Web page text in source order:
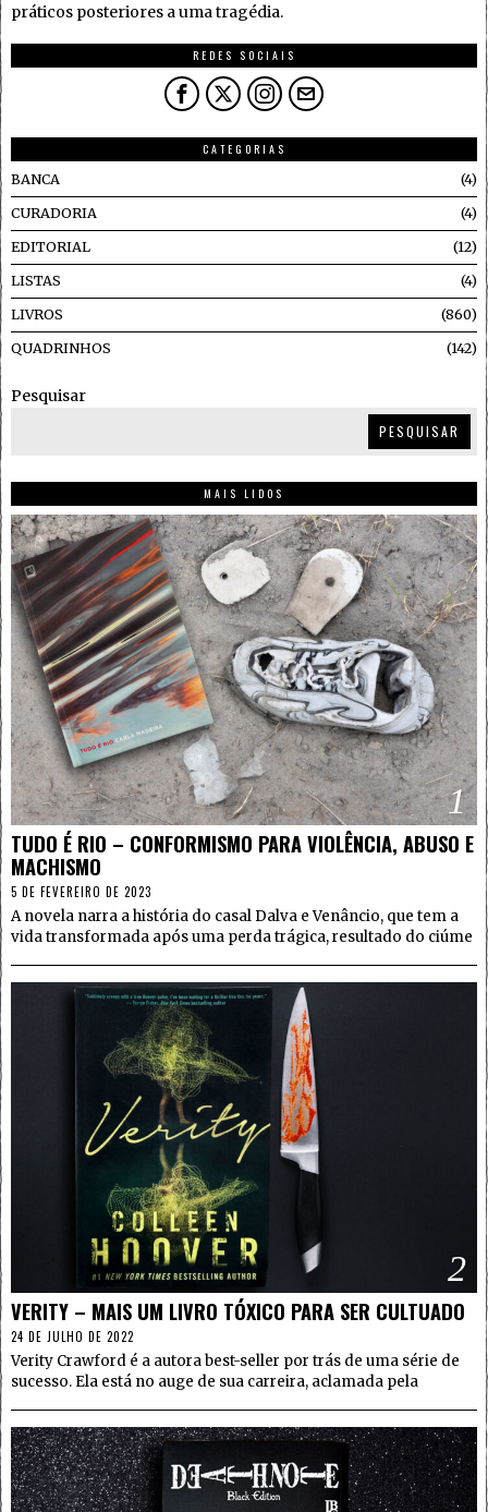
práticos posteriores a uma tragédia.
REDES SOCIAIS
CATEGORIAS
BANCA
4
CURADORIA 4
EDITORIAL 12
LISTAS 4
LIVROS 860
QUADRINHOS 142
Pesquisar
PESQUISAR
MAIS LIDOS
1
TUDO É RIO – CONFORMISMO PARA VIOLÊNCIA, ABUSO E
MACHISMO
5 DE FEVEREIRO DE 2023
A novela narra a história do casal Dalva e Venâncio, que tem a
vida transformada após uma perda trágica, resultado do ciúme
2
VERITY – MAIS UM LIVRO TÓXICO PARA SER CULTUADO
24 DE JULHO DE 2022
Verity Crawford é a autora best-seller por trás de uma série de
sucesso. Ela está no auge de sua carreira, aclamada pela